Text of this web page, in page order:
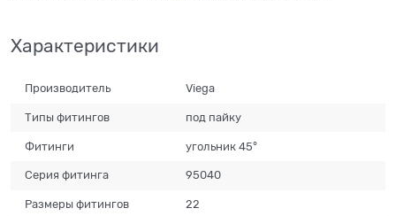
Характеристики
Производитель Viega
Типы фитингов под пайку
Фитинги угольник 45°
Серия фитинга 95040
Размеры фитингов 22